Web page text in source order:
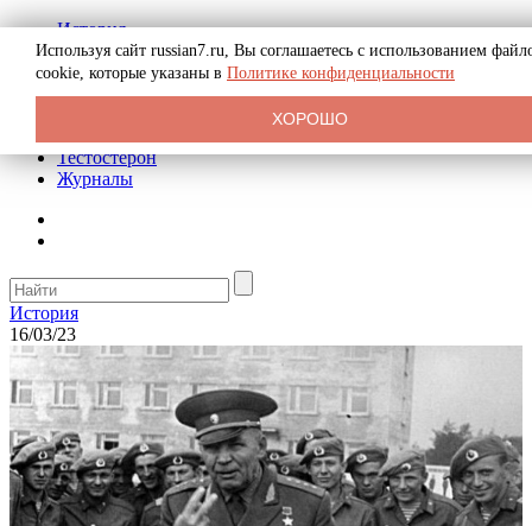
История
Биография
Криминал
Реклама на сайте
Тестостерон
Журналы
История
16/03/23
Используя сайт russian7.ru, Вы соглашаетесь с использованием
cookie, которые указаны в Политике конфиденциальности
ХОРОШО